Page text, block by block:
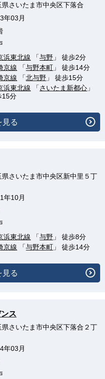
県さいたま市中央区下落合
年03月
浜東北線 「与野 」 徒歩2分
京線 「与野本町 」 徒歩14分
京線 「北与野 」 徒歩15分
浜東北線 「さいたま新都心 」
15分
見る
県さいたま市中央区新中里５丁
年10月
浜東北線 「与野 」 徒歩8分
京線 「与野本町 」 徒歩14分
見る
ス
県さいたま市中央区下落合２丁
年03月